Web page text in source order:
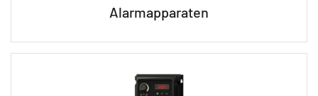
Alarmapparaten